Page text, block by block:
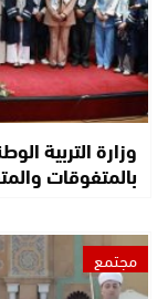
وزارة التربية
بالمتفوقات
مجتمع